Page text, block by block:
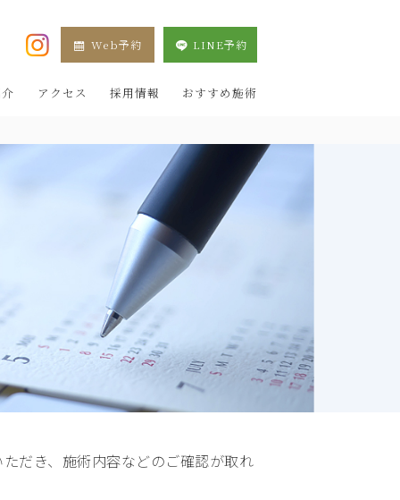
LUXE 新宿院（目黒祐天寺・羽村） OZAKI CLINIC
Web予約 LINE予約
アクセス 採用情報 おすすめ施術
だき、施術内容などのご確認が取れ